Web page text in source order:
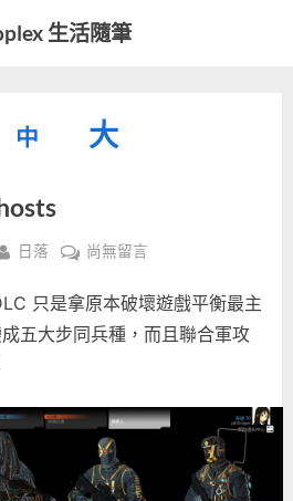
生活隨筆
。
中
重
型
大
小。
大
字
型
大
By
日落
在
–
Fallen
尚無留言
只是拿原本破壞遊戲平衡最主
五大步同兵種，而且聯合軍攻